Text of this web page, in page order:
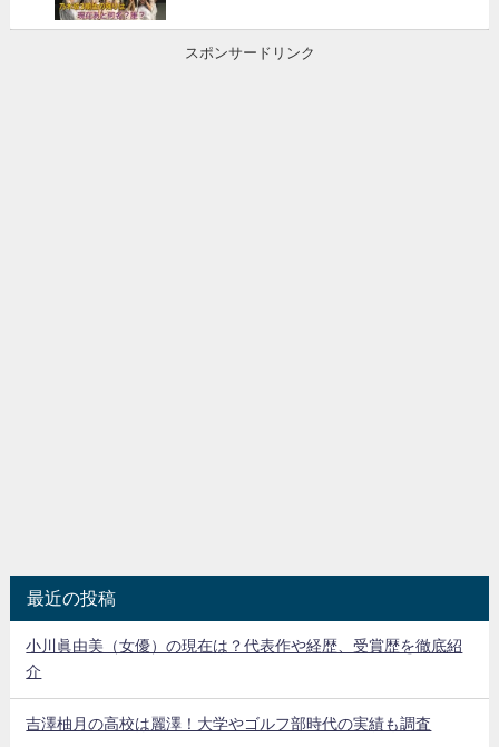
スポンサードリンク
最近の投稿
小川眞由美（女優）の現在は？代表作や経歴、受賞歴を徹底紹
介
吉澤柚月の高校は麗澤！大学やゴルフ部時代の実績も調査